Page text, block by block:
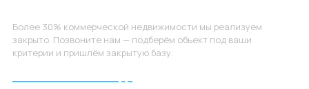
Более 30% коммерческой недвижимости мы реализуем
закрыто. Позвоните нам — подберём объект под ваши
критерии и пришлём закрытую базу.